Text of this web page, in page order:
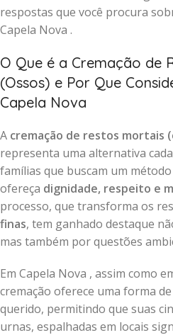
respostas que você procura
Capela Nova .
O Que é a Cremação de
(Ossos) e Por Que
Capela Nova
A cremação de restos mortais
representa uma alternativa
famílias que buscam um
ofereça dignidade, respeito e
processo, que transforma os
finas, tem ganhado destaque
mas também por questões
Em Capela Nova , assim como
cremação oferece uma forma de
querido, permitindo que suas
urnas, espalhadas em locais